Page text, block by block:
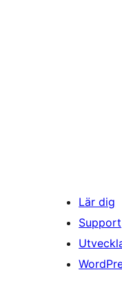
Lär dig
Support